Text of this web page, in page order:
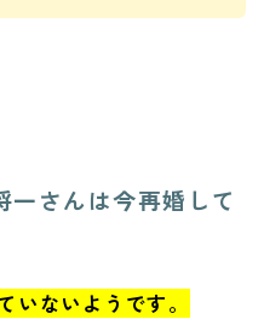
一さんは今再婚して
いないようです。